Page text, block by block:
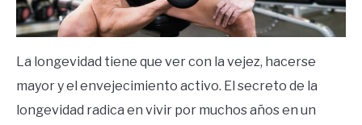
La longevidad tiene que ver con la vejez, hacerse
mayor y el envejecimiento activo. El secreto de la
longevidad radica en vivir por muchos años en un